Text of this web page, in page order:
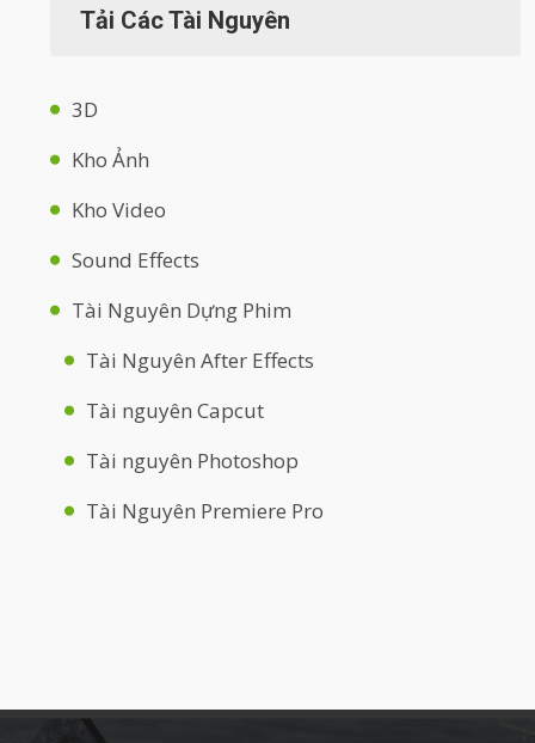
Tải Các Tài Nguyên
3D
Kho Ảnh
Kho Video
Sound Effects
Tài Nguyên Dựng Phim
Tài Nguyên After Effects
Tài nguyên Capcut
Tài nguyên Photoshop
Tài Nguyên Premiere Pro